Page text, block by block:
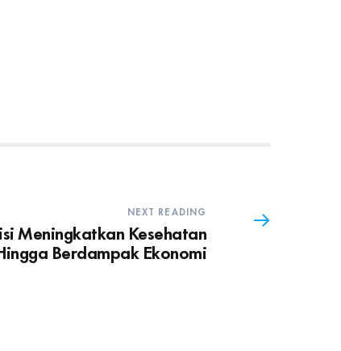
NEXT READING
Meningkatkan Kesehatan
Berdampak Ekonomi